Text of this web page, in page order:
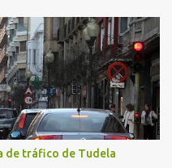
de tráfico de Tudela